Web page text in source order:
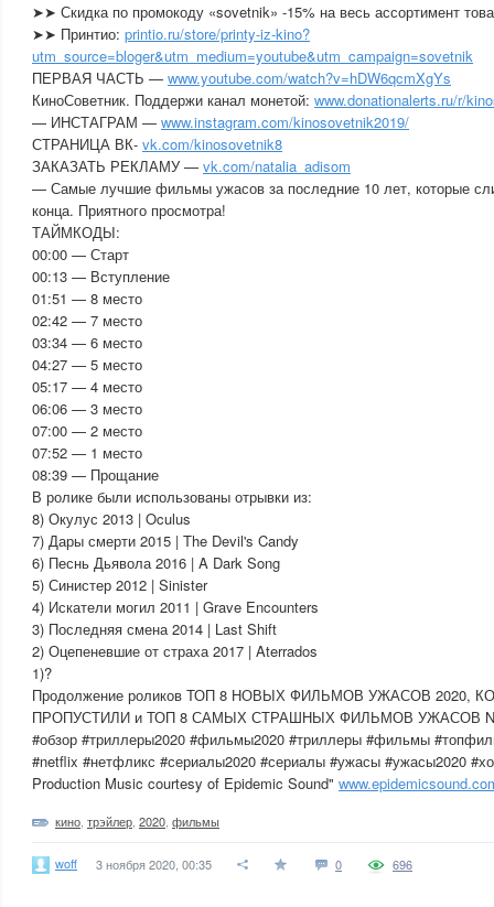
➤➤ Скидка по промокоду «sovetnik» -15% на весь ассортимент
➤➤ Принтио: printio.ru/store/printy-iz-kino?
utm_source=bloger&utm_medium=youtube&utm_campaign=sovetnik
ПЕРВАЯ ЧАСТЬ — www.youtube.com/watch?v=hDW6qcmXgYs
КиноСоветник. Поддержи канал монетой: www.donationalerts.ru/r/
— ИНСТАГРАМ — www.instagram.com/kinosovetnik2019/
СТРАНИЦА ВК- vk.com/kinosovetnik8
ЗАКАЗАТЬ РЕКЛАМУ — vk.com/natalia_adisom
— Самые лучшие фильмы ужасов за последние 10 лет, которые
конца. Приятного просмотра!
ТАЙМКОДЫ:
00:00 — Старт
00:13 — Вступление
01:51 — 8 место
02:42 — 7 место
03:34 — 6 место
04:27 — 5 место
05:17 — 4 место
06:06 — 3 место
07:00 — 2 место
07:52 — 1 место
08:39 — Прощание
В ролике были использованы отрывки из:
8) Окулус 2013 | Oculus
7) Дары смерти 2015 | The Devil's Candy
6) Песнь Дьявола 2016 | A Dark Song
5) Синистер 2012 | Sinister
4) Искатели могил 2011 | Grave Encounters
3) Последняя смена 2014 | Last Shift
2) Оцепеневшие от страха 2017 | Aterrados
1)?
Продолжение роликов ТОП 8 НОВЫХ ФИЛЬМОВ УЖАСОВ 2020,
ПРОПУСТИЛИ и ТОП 8 САМЫХ СТРАШНЫХ ФИЛЬМОВ УЖАСОВ
#обзор #триллеры2020 #фильмы2020 #триллеры #фильмы
#netflix #нетфликс #сериалы2020 #сериалы #ужасы #ужасы2020
Production Music courtesy of Epidemic Sound"
кино трэйлер 2020 фильмы
woff 3 ноября 2020, 00:35 0 696